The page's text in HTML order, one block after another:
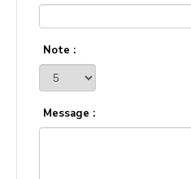
Note :
Message :